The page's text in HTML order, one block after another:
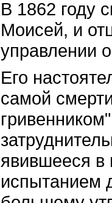
В 1862 году
Моисей, и
управлении
Его
самой
явившееся в
испытанием